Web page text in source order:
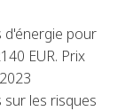
d'énergie pour
EUR. Prix
les risques